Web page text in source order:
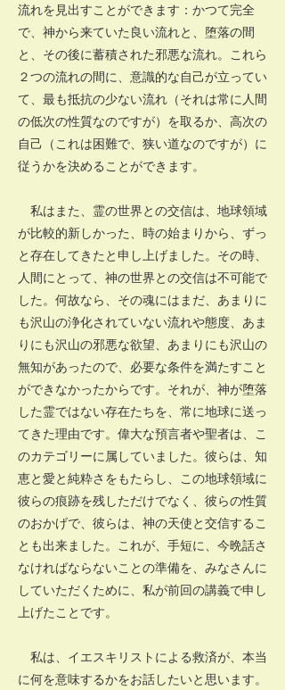
流れを見出すことができます：かつて完全
で、神から来ていた良い流れと、堕落の間
と、その後に蓄積された邪悪な流れ。これら
２つの流れの間に、意識的な自己が立ってい
て、最も抵抗の少ない流れ（それは常に人間
の低次の性質なのですが）を取るか、高次の
自己（これは困難で、狭い道なのですが）に
従うかを決めることができます。
私はまた、霊の世界との交信は、地球領域
が比較的新しかった、時の始まりから、ずっ
と存在してきたと申し上げました。その時、
人間にとって、神の世界との交信は不可能で
した。何故なら、その魂にはまだ、あまりに
も沢山の浄化されていない流れや態度、あま
りにも沢山の邪悪な欲望、あまりにも沢山の
無知があったので、必要な条件を満たすこと
ができなかったからです。それが、神が堕落
した霊ではない存在たちを、常に地球に送っ
てきた理由です。偉大な預言者や聖者は、こ
のカテゴリーに属していました。彼らは、知
恵と愛と純粋さをもたらし、この地球領域に
彼らの痕跡を残しただけでなく、彼らの性質
のおかげで、彼らは、神の天使と交信するこ
とも出来ました。これが、手短に、今晩話さ
なければならないことの準備を、みなさんに
していただくために、私が前回の講義で申し
上げたことです。
私は、イエスキリストによる救済が、本当
に何を意味するかをお話したいと思います。